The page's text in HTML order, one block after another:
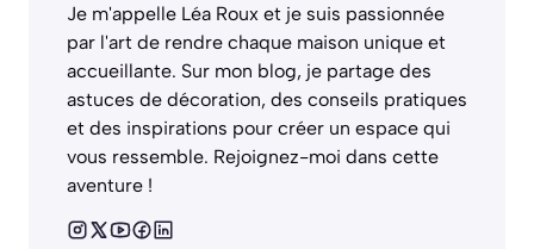
Je m'appelle Léa Roux et je suis passionnée
par l'art de rendre chaque maison unique et
accueillante. Sur mon blog, je partage des
astuces de décoration, des conseils pratiques
et des inspirations pour créer un espace qui
vous ressemble. Rejoignez-moi dans cette
aventure !